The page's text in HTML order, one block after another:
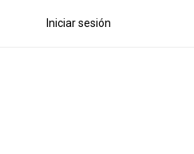
Iniciar sesión